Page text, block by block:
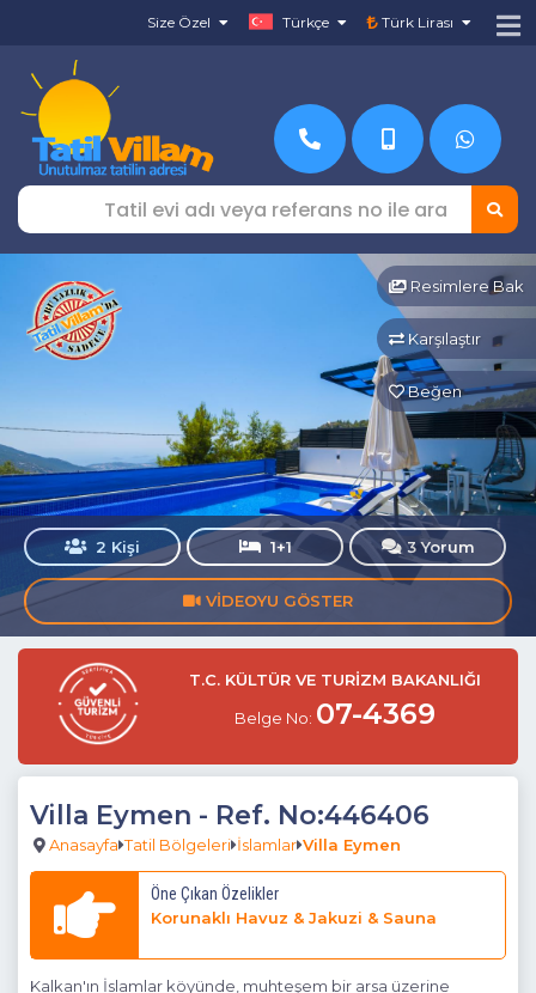
Size Özel Türkçe Türk Lirası
Resimlere Bak
Karşılaştır
Beğen
2 Kişi 1+1 3 Yorum
VIDEOYU GÖSTER
T.C. KÜLTÜR VE TURİZM BAKANLIĞI
Belge No: 07-4369
Villa Eymen - Ref. No:446406
Anasayfa Tatil Bölgeleri İslamlar Villa Eymen
Öne Çıkan Özelikler
Korunaklı Havuz & Jakuzi & Sauna
Kalkan'ın İslamlar köyünde, muhteşem bir arsa üzerine